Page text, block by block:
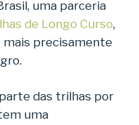
uma parceria
de Longo Curso,
mais precisamente
das trilhas por
uma